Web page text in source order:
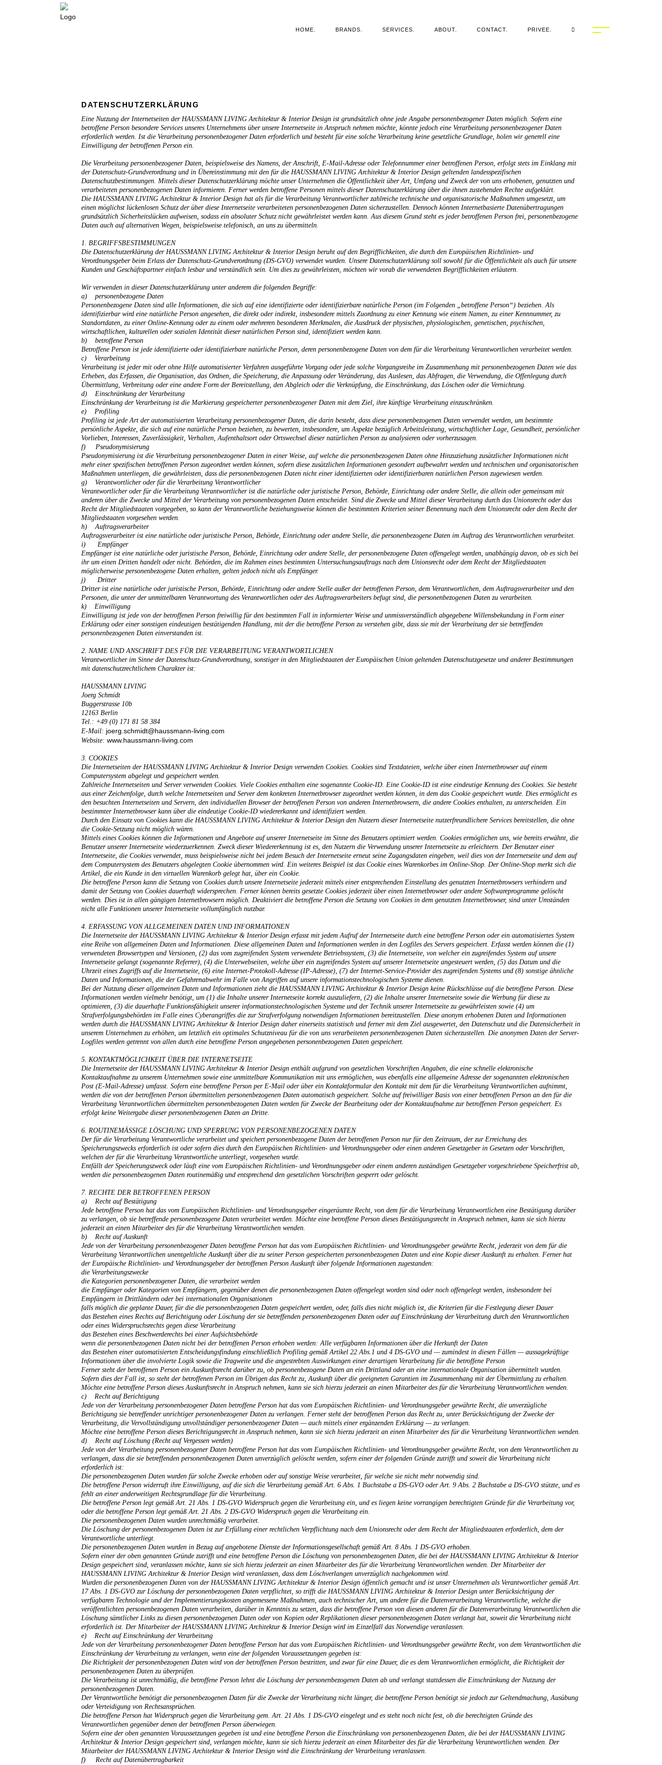
HOME. BRANDS. SERVICES. ABOUT. CONTACT. PRIVEE.
DATENSCHUTZERKLÄRUNG
Eine Nutzung der Internetseiten der HAUSSMANN LIVING Architektur & Interior Design ist grundsätzlich ohne jede Angabe personenbezogener Daten möglich. Sofern eine
betroffene Person besondere Services unseres Unternehmens über unsere Internetseite in Anspruch nehmen möchte, könnte jedoch eine Verarbeitung personenbezogener Daten
erforderlich werden. Ist die Verarbeitung personenbezogener Daten erforderlich und besteht für eine solche Verarbeitung keine gesetzliche Grundlage, holen wir generell eine
Einwilligung der betroffenen Person ein.
Die Verarbeitung personenbezogener Daten, beispielsweise des Namens, der Anschrift, E-Mail-Adresse oder Telefonnummer einer betroffenen Person, erfolgt stets im Einklang mit
der Datenschutz-Grundverordnung und in Übereinstimmung mit den für die HAUSSMANN LIVING Architektur & Interior Design geltenden landesspezifischen
Datenschutzbestimmungen. Mittels dieser Datenschutzerklärung möchte unser Unternehmen die Öffentlichkeit über Art, Umfang und Zweck der von uns erhobenen, genutzten und
verarbeiteten personenbezogenen Daten informieren. Ferner werden betroffene Personen mittels dieser Datenschutzerklärung über die ihnen zustehenden Rechte aufgeklärt.
Die HAUSSMANN LIVING Architektur & Interior Design hat als für die Verarbeitung Verantwortlicher zahlreiche technische und organisatorische Maßnahmen umgesetzt, um
einen möglichst lückenlosen Schutz der über diese Internetseite verarbeiteten personenbezogenen Daten sicherzustellen. Dennoch können Internetbasierte Datenübertragungen
grundsätzlich Sicherheitslücken aufweisen, sodass ein absoluter Schutz nicht gewährleistet werden kann. Aus diesem Grund steht es jeder betroffenen Person frei, personenbezogene
Daten auch auf alternativen Wegen, beispielsweise telefonisch, an uns zu übermitteln.
1. BEGRIFFSBESTIMMUNGEN
Die Datenschutzerklärung der HAUSSMANN LIVING Architektur & Interior Design beruht auf den Begrifflichkeiten, die durch den Europäischen Richtlinien- und
Verordnungsgeber beim Erlass der Datenschutz-Grundverordnung (DS-GVO) verwendet wurden. Unsere Datenschutzerklärung soll sowohl für die Öffentlichkeit als auch für unsere
Kunden und Geschäftspartner einfach lesbar und verständlich sein. Um dies zu gewährleisten, möchten wir vorab die verwendeten Begrifflichkeiten erläutern.
Wir verwenden in dieser Datenschutzerklärung unter anderem die folgenden Begriffe:
a) personenbezogene Daten
Personenbezogene Daten sind alle Informationen, die sich auf eine identifizierte oder identifizierbare natürliche Person (im Folgenden „betroffene Person“) beziehen. Als
identifizierbar wird eine natürliche Person angesehen, die direkt oder indirekt, insbesondere mittels Zuordnung zu einer Kennung wie einem Namen, zu einer Kennnummer, zu
Standortdaten, zu einer Online-Kennung oder zu einem oder mehreren besonderen Merkmalen, die Ausdruck der physischen, physiologischen, genetischen, psychischen,
wirtschaftlichen, kulturellen oder sozialen Identität dieser natürlichen Person sind, identifiziert werden kann.
b) betroffene Person
Betroffene Person ist jede identifizierte oder identifizierbare natürliche Person, deren personenbezogene Daten von dem für die Verarbeitung Verantwortlichen verarbeitet werden.
c) Verarbeitung
Verarbeitung ist jeder mit oder ohne Hilfe automatisierter Verfahren ausgeführte Vorgang oder jede solche Vorgangsreihe im Zusammenhang mit personenbezogenen Daten wie das
Erheben, das Erfassen, die Organisation, das Ordnen, die Speicherung, die Anpassung oder Veränderung, das Auslesen, das Abfragen, die Verwendung, die Offenlegung durch
Übermittlung, Verbreitung oder eine andere Form der Bereitstellung, den Abgleich oder die Verknüpfung, die Einschränkung, das Löschen oder die Vernichtung.
d) Einschränkung der Verarbeitung
Einschränkung der Verarbeitung ist die Markierung gespeicherter personenbezogener Daten mit dem Ziel, ihre künftige Verarbeitung einzuschränken.
e) Profiling
Profiling ist jede Art der automatisierten Verarbeitung personenbezogener Daten, die darin besteht, dass diese personenbezogenen Daten verwendet werden, um bestimmte
persönliche Aspekte, die sich auf eine natürliche Person beziehen, zu bewerten, insbesondere, um Aspekte bezüglich Arbeitsleistung, wirtschaftlicher Lage, Gesundheit, persönlicher
Vorlieben, Interessen, Zuverlässigkeit, Verhalten, Aufenthaltsort oder Ortswechsel dieser natürlichen Person zu analysieren oder vorherzusagen.
f) Pseudonymisierung
Pseudonymisierung ist die Verarbeitung personenbezogener Daten in einer Weise, auf welche die personenbezogenen Daten ohne Hinzuziehung zusätzlicher Informationen nicht
mehr einer spezifischen betroffenen Person zugeordnet werden können, sofern diese zusätzlichen Informationen gesondert aufbewahrt werden und technischen und organisatorischen
Maßnahmen unterliegen, die gewährleisten, dass die personenbezogenen Daten nicht einer identifizierten oder identifizierbaren natürlichen Person zugewiesen werden.
g) Verantwortlicher oder für die Verarbeitung Verantwortlicher
Verantwortlicher oder für die Verarbeitung Verantwortlicher ist die natürliche oder juristische Person, Behörde, Einrichtung oder andere Stelle, die allein oder gemeinsam mit
anderen über die Zwecke und Mittel der Verarbeitung von personenbezogenen Daten entscheidet. Sind die Zwecke und Mittel dieser Verarbeitung durch das Unionsrecht oder das
Recht der Mitgliedstaaten vorgegeben, so kann der Verantwortliche beziehungsweise können die bestimmten Kriterien seiner Benennung nach dem Unionsrecht oder dem Recht der
Mitgliedstaaten vorgesehen werden.
h) Auftragsverarbeiter
Auftragsverarbeiter ist eine natürliche oder juristische Person, Behörde, Einrichtung oder andere Stelle, die personenbezogene Daten im Auftrag des Verantwortlichen verarbeitet.
i) Empfänger
Empfänger ist eine natürliche oder juristische Person, Behörde, Einrichtung oder andere Stelle, der personenbezogene Daten offengelegt werden, unabhängig davon, ob es sich bei
ihr um einen Dritten handelt oder nicht. Behörden, die im Rahmen eines bestimmten Untersuchungsauftrags nach dem Unionsrecht oder dem Recht der Mitgliedstaaten
möglicherweise personenbezogene Daten erhalten, gelten jedoch nicht als Empfänger.
j) Dritter
Dritter ist eine natürliche oder juristische Person, Behörde, Einrichtung oder andere Stelle außer der betroffenen Person, dem Verantwortlichen, dem Auftragsverarbeiter und den
Personen, die unter der unmittelbaren Verantwortung des Verantwortlichen oder des Auftragsverarbeiters befugt sind, die personenbezogenen Daten zu verarbeiten.
k) Einwilligung
Einwilligung ist jede von der betroffenen Person freiwillig für den bestimmten Fall in informierter Weise und unmissverständlich abgegebene Willensbekundung in Form einer
Erklärung oder einer sonstigen eindeutigen bestätigenden Handlung, mit der die betroffene Person zu verstehen gibt, dass sie mit der Verarbeitung der sie betreffenden
personenbezogenen Daten einverstanden ist.
2. NAME UND ANSCHRIFT DES FÜR DIE VERARBEITUNG VERANTWORTLICHEN
Verantwortlicher im Sinne der Datenschutz-Grundverordnung, sonstiger in den Mitgliedstaaten der Europäischen Union geltenden Datenschutzgesetze und anderer Bestimmungen
mit datenschutzrechtlichem Charakter ist:
HAUSSMANN LIVING
Joerg Schmidt
Buggerstrasse 10b
12163 Berlin
Tel.: +49 (0) 171 81 58 384
E-Mail: joerg.schmidt@haussmann-living.com
Website: www.haussmann-living.com
3. COOKIES
Die Internetseiten der HAUSSMANN LIVING Architektur & Interior Design verwenden Cookies. Cookies sind Textdateien, welche über einen Internetbrowser auf einem
Computersystem abgelegt und gespeichert werden.
Zahlreiche Internetseiten und Server verwenden Cookies. Viele Cookies enthalten eine sogenannte Cookie-ID. Eine Cookie-ID ist eine eindeutige Kennung des Cookies. Sie besteht
aus einer Zeichenfolge, durch welche Internetseiten und Server dem konkreten Internetbrowser zugeordnet werden können, in dem das Cookie gespeichert wurde. Dies ermöglicht es
den besuchten Internetseiten und Servern, den individuellen Browser der betroffenen Person von anderen Internetbrowsern, die andere Cookies enthalten, zu unterscheiden. Ein
bestimmter Internetbrowser kann über die eindeutige Cookie-ID wiedererkannt und identifiziert werden.
Durch den Einsatz von Cookies kann die HAUSSMANN LIVING Architektur & Interior Design den Nutzern dieser Internetseite nutzerfreundlichere Services bereitstellen, die ohne
die Cookie-Setzung nicht möglich wären.
Mittels eines Cookies können die Informationen und Angebote auf unserer Internetseite im Sinne des Benutzers optimiert werden. Cookies ermöglichen uns, wie bereits erwähnt, die
Benutzer unserer Internetseite wiederzuerkennen. Zweck dieser Wiedererkennung ist es, den Nutzern die Verwendung unserer Internetseite zu erleichtern. Der Benutzer einer
Internetseite, die Cookies verwendet, muss beispielsweise nicht bei jedem Besuch der Internetseite erneut seine Zugangsdaten eingeben, weil dies von der Internetseite und dem auf
dem Computersystem des Benutzers abgelegten Cookie übernommen wird. Ein weiteres Beispiel ist das Cookie eines Warenkorbes im Online-Shop. Der Online-Shop merkt sich die
Artikel, die ein Kunde in den virtuellen Warenkorb gelegt hat, über ein Cookie.
Die betroffene Person kann die Setzung von Cookies durch unsere Internetseite jederzeit mittels einer entsprechenden Einstellung des genutzten Internetbrowsers verhindern und
damit der Setzung von Cookies dauerhaft widersprechen. Ferner können bereits gesetzte Cookies jederzeit über einen Internetbrowser oder andere Softwareprogramme gelöscht
werden. Dies ist in allen gängigen Internetbrowsern möglich. Deaktiviert die betroffene Person die Setzung von Cookies in dem genutzten Internetbrowser, sind unter Umständen
nicht alle Funktionen unserer Internetseite vollumfänglich nutzbar.
4. ERFASSUNG VON ALLGEMEINEN DATEN UND INFORMATIONEN
Die Internetseite der HAUSSMANN LIVING Architektur & Interior Design erfasst mit jedem Aufruf der Internetseite durch eine betroffene Person oder ein automatisiertes System
eine Reihe von allgemeinen Daten und Informationen. Diese allgemeinen Daten und Informationen werden in den Logfiles des Servers gespeichert. Erfasst werden können die (1)
verwendeten Browsertypen und Versionen, (2) das vom zugreifenden System verwendete Betriebssystem, (3) die Internetseite, von welcher ein zugreifendes System auf unsere
Internetseite gelangt (sogenannte Referrer), (4) die Unterwebseiten, welche über ein zugreifendes System auf unserer Internetseite angesteuert werden, (5) das Datum und die
Uhrzeit eines Zugriffs auf die Internetseite, (6) eine Internet-Protokoll-Adresse (IP-Adresse), (7) der Internet-Service-Provider des zugreifenden Systems und (8) sonstige ähnliche
Daten und Informationen, die der Gefahrenabwehr im Falle von Angriffen auf unsere informationstechnologischen Systeme dienen.
Bei der Nutzung dieser allgemeinen Daten und Informationen zieht die HAUSSMANN LIVING Architektur & Interior Design keine Rückschlüsse auf die betroffene Person. Diese
Informationen werden vielmehr benötigt, um (1) die Inhalte unserer Internetseite korrekt auszuliefern, (2) die Inhalte unserer Internetseite sowie die Werbung für diese zu
optimieren, (3) die dauerhafte Funktionsfähigkeit unserer informationstechnologischen Systeme und der Technik unserer Internetseite zu gewährleisten sowie (4) um
Strafverfolgungsbehörden im Falle eines Cyberangriffes die zur Strafverfolgung notwendigen Informationen bereitzustellen. Diese anonym erhobenen Daten und Informationen
werden durch die HAUSSMANN LIVING Architektur & Interior Design daher einerseits statistisch und ferner mit dem Ziel ausgewertet, den Datenschutz und die Datensicherheit in
unserem Unternehmen zu erhöhen, um letztlich ein optimales Schutzniveau für die von uns verarbeiteten personenbezogenen Daten sicherzustellen. Die anonymen Daten der Server-
Logfiles werden getrennt von allen durch eine betroffene Person angegebenen personenbezogenen Daten gespeichert.
5. KONTAKTMÖGLICHKEIT ÜBER DIE INTERNETSEITE
Die Internetseite der HAUSSMANN LIVING Architektur & Interior Design enthält aufgrund von gesetzlichen Vorschriften Angaben, die eine schnelle elektronische
Kontaktaufnahme zu unserem Unternehmen sowie eine unmittelbare Kommunikation mit uns ermöglichen, was ebenfalls eine allgemeine Adresse der sogenannten elektronischen
Post (E-Mail-Adresse) umfasst. Sofern eine betroffene Person per E-Mail oder über ein Kontaktformular den Kontakt mit dem für die Verarbeitung Verantwortlichen aufnimmt,
werden die von der betroffenen Person übermittelten personenbezogenen Daten automatisch gespeichert. Solche auf freiwilliger Basis von einer betroffenen Person an den für die
Verarbeitung Verantwortlichen übermittelten personenbezogenen Daten werden für Zwecke der Bearbeitung oder der Kontaktaufnahme zur betroffenen Person gespeichert. Es
erfolgt keine Weitergabe dieser personenbezogenen Daten an Dritte.
6. ROUTINEMÄSSIGE LÖSCHUNG UND SPERRUNG VON PERSONENBEZOGENEN DATEN
Der für die Verarbeitung Verantwortliche verarbeitet und speichert personenbezogene Daten der betroffenen Person nur für den Zeitraum, der zur Erreichung des
Speicherungszwecks erforderlich ist oder sofern dies durch den Europäischen Richtlinien- und Verordnungsgeber oder einen anderen Gesetzgeber in Gesetzen oder Vorschriften,
welchen der für die Verarbeitung Verantwortliche unterliegt, vorgesehen wurde.
Entfällt der Speicherungszweck oder läuft eine vom Europäischen Richtlinien- und Verordnungsgeber oder einem anderen zuständigen Gesetzgeber vorgeschriebene Speicherfrist ab,
werden die personenbezogenen Daten routinemäßig und entsprechend den gesetzlichen Vorschriften gesperrt oder gelöscht.
7. RECHTE DER BETROFFENEN PERSON
a) Recht auf Bestätigung
Jede betroffene Person hat das vom Europäischen Richtlinien- und Verordnungsgeber eingeräumte Recht, von dem für die Verarbeitung Verantwortlichen eine Bestätigung darüber
zu verlangen, ob sie betreffende personenbezogene Daten verarbeitet werden. Möchte eine betroffene Person dieses Bestätigungsrecht in Anspruch nehmen, kann sie sich hierzu
jederzeit an einen Mitarbeiter des für die Verarbeitung Verantwortlichen wenden.
b) Recht auf Auskunft
Jede von der Verarbeitung personenbezogener Daten betroffene Person hat das vom Europäischen Richtlinien- und Verordnungsgeber gewährte Recht, jederzeit von dem für die
Verarbeitung Verantwortlichen unentgeltliche Auskunft über die zu seiner Person gespeicherten personenbezogenen Daten und eine Kopie dieser Auskunft zu erhalten. Ferner hat
der Europäische Richtlinien- und Verordnungsgeber der betroffenen Person Auskunft über folgende Informationen zugestanden:
die Verarbeitungszwecke
die Kategorien personenbezogener Daten, die verarbeitet werden
die Empfänger oder Kategorien von Empfängern, gegenüber denen die personenbezogenen Daten offengelegt worden sind oder noch offengelegt werden, insbesondere bei
Empfängern in Drittländern oder bei internationalen Organisationen
falls möglich die geplante Dauer, für die die personenbezogenen Daten gespeichert werden, oder, falls dies nicht möglich ist, die Kriterien für die Festlegung dieser Dauer
das Bestehen eines Rechts auf Berichtigung oder Löschung der sie betreffenden personenbezogenen Daten oder auf Einschränkung der Verarbeitung durch den Verantwortlichen
oder eines Widerspruchsrechts gegen diese Verarbeitung
das Bestehen eines Beschwerderechts bei einer Aufsichtsbehörde
wenn die personenbezogenen Daten nicht bei der betroffenen Person erhoben werden: Alle verfügbaren Informationen über die Herkunft der Daten
das Bestehen einer automatisierten Entscheidungsfindung einschließlich Profiling gemäß Artikel 22 Abs.1 und 4 DS-GVO und — zumindest in diesen Fällen — aussagekräftige
Informationen über die involvierte Logik sowie die Tragweite und die angestrebten Auswirkungen einer derartigen Verarbeitung für die betroffene Person
Ferner steht der betroffenen Person ein Auskunftsrecht darüber zu, ob personenbezogene Daten an ein Drittland oder an eine internationale Organisation übermittelt wurden.
Sofern dies der Fall ist, so steht der betroffenen Person im Übrigen das Recht zu, Auskunft über die geeigneten Garantien im Zusammenhang mit der Übermittlung zu erhalten.
Möchte eine betroffene Person dieses Auskunftsrecht in Anspruch nehmen, kann sie sich hierzu jederzeit an einen Mitarbeiter des für die Verarbeitung Verantwortlichen wenden.
c) Recht auf Berichtigung
Jede von der Verarbeitung personenbezogener Daten betroffene Person hat das vom Europäischen Richtlinien- und Verordnungsgeber gewährte Recht, die unverzügliche
Berichtigung sie betreffender unrichtiger personenbezogener Daten zu verlangen. Ferner steht der betroffenen Person das Recht zu, unter Berücksichtigung der Zwecke der
Verarbeitung, die Vervollständigung unvollständiger personenbezogener Daten — auch mittels einer ergänzenden Erklärung — zu verlangen.
Möchte eine betroffene Person dieses Berichtigungsrecht in Anspruch nehmen, kann sie sich hierzu jederzeit an einen Mitarbeiter des für die Verarbeitung Verantwortlichen wenden.
d) Recht auf Löschung (Recht auf Vergessen werden)
Jede von der Verarbeitung personenbezogener Daten betroffene Person hat das vom Europäischen Richtlinien- und Verordnungsgeber gewährte Recht, von dem Verantwortlichen zu
verlangen, dass die sie betreffenden personenbezogenen Daten unverzüglich gelöscht werden, sofern einer der folgenden Gründe zutrifft und soweit die Verarbeitung nicht
erforderlich ist:
Die personenbezogenen Daten wurden für solche Zwecke erhoben oder auf sonstige Weise verarbeitet, für welche sie nicht mehr notwendig sind.
Die betroffene Person widerruft ihre Einwilligung, auf die sich die Verarbeitung gemäß Art. 6 Abs. 1 Buchstabe a DS-GVO oder Art. 9 Abs. 2 Buchstabe a DS-GVO stützte, und es
fehlt an einer anderweitigen Rechtsgrundlage für die Verarbeitung.
Die betroffene Person legt gemäß Art. 21 Abs. 1 DS-GVO Widerspruch gegen die Verarbeitung ein, und es liegen keine vorrangigen berechtigten Gründe für die Verarbeitung vor,
oder die betroffene Person legt gemäß Art. 21 Abs. 2 DS-GVO Widerspruch gegen die Verarbeitung ein.
Die personenbezogenen Daten wurden unrechtmäßig verarbeitet.
Die Löschung der personenbezogenen Daten ist zur Erfüllung einer rechtlichen Verpflichtung nach dem Unionsrecht oder dem Recht der Mitgliedstaaten erforderlich, dem der
Verantwortliche unterliegt.
Die personenbezogenen Daten wurden in Bezug auf angebotene Dienste der Informationsgesellschaft gemäß Art. 8 Abs. 1 DS-GVO erhoben.
Sofern einer der oben genannten Gründe zutrifft und eine betroffene Person die Löschung von personenbezogenen Daten, die bei der HAUSSMANN LIVING Architektur & Interior
Design gespeichert sind, veranlassen möchte, kann sie sich hierzu jederzeit an einen Mitarbeiter des für die Verarbeitung Verantwortlichen wenden. Der Mitarbeiter der
HAUSSMANN LIVING Architektur & Interior Design wird veranlassen, dass dem Löschverlangen unverzüglich nachgekommen wird.
Wurden die personenbezogenen Daten von der HAUSSMANN LIVING Architektur & Interior Design öffentlich gemacht und ist unser Unternehmen als Verantwortlicher gemäß Art.
17 Abs. 1 DS-GVO zur Löschung der personenbezogenen Daten verpflichtet, so trifft die HAUSSMANN LIVING Architektur & Interior Design unter Berücksichtigung der
verfügbaren Technologie und der Implementierungskosten angemessene Maßnahmen, auch technischer Art, um andere für die Datenverarbeitung Verantwortliche, welche die
veröffentlichten personenbezogenen Daten verarbeiten, darüber in Kenntnis zu setzen, dass die betroffene Person von diesen anderen für die Datenverarbeitung Verantwortlichen die
Löschung sämtlicher Links zu diesen personenbezogenen Daten oder von Kopien oder Replikationen dieser personenbezogenen Daten verlangt hat, soweit die Verarbeitung nicht
erforderlich ist. Der Mitarbeiter der HAUSSMANN LIVING Architektur & Interior Design wird im Einzelfall das Notwendige veranlassen.
e) Recht auf Einschränkung der Verarbeitung
Jede von der Verarbeitung personenbezogener Daten betroffene Person hat das vom Europäischen Richtlinien- und Verordnungsgeber gewährte Recht, von dem Verantwortlichen die
Einschränkung der Verarbeitung zu verlangen, wenn eine der folgenden Voraussetzungen gegeben ist:
Die Richtigkeit der personenbezogenen Daten wird von der betroffenen Person bestritten, und zwar für eine Dauer, die es dem Verantwortlichen ermöglicht, die Richtigkeit der
personenbezogenen Daten zu überprüfen.
Die Verarbeitung ist unrechtmäßig, die betroffene Person lehnt die Löschung der personenbezogenen Daten ab und verlangt stattdessen die Einschränkung der Nutzung der
personenbezogenen Daten.
Der Verantwortliche benötigt die personenbezogenen Daten für die Zwecke der Verarbeitung nicht länger, die betroffene Person benötigt sie jedoch zur Geltendmachung, Ausübung
oder Verteidigung von Rechtsansprüchen.
Die betroffene Person hat Widerspruch gegen die Verarbeitung gem. Art. 21 Abs. 1 DS-GVO eingelegt und es steht noch nicht fest, ob die berechtigten Gründe des
Verantwortlichen gegenüber denen der betroffenen Person überwiegen.
Sofern eine der oben genannten Voraussetzungen gegeben ist und eine betroffene Person die Einschränkung von personenbezogenen Daten, die bei der HAUSSMANN LIVING
Architektur & Interior Design gespeichert sind, verlangen möchte, kann sie sich hierzu jederzeit an einen Mitarbeiter des für die Verarbeitung Verantwortlichen wenden. Der
Mitarbeiter der HAUSSMANN LIVING Architektur & Interior Design wird die Einschränkung der Verarbeitung veranlassen.
f) Recht auf Datenübertragbarkeit